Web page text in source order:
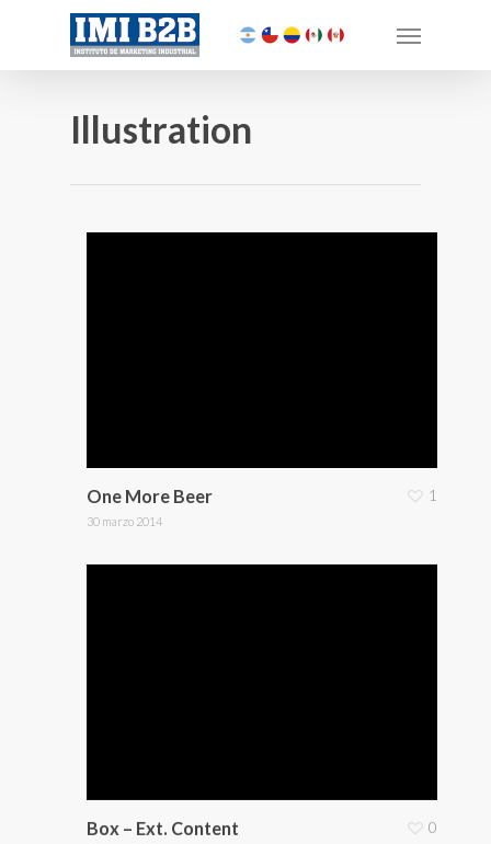
Illustration
One More Beer
30 marzo 2014
1
Box – Ext. Content 0